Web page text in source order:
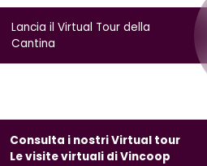
Lancia il Virtual Tour della
Cantina
Consulta i nostri Virtual tour
Le visite virtuali di Vincoop